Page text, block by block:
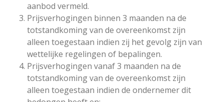
aanbod vermeld.
Prijsverhogingen binnen 3 maanden na de
totstandkoming van de overeenkomst zijn
alleen toegestaan indien zij het gevolg zijn van
wettelijke regelingen of bepalingen.
Prijsverhogingen vanaf 3 maanden na de
totstandkoming van de overeenkomst zijn
alleen toegestaan indien de ondernemer dit